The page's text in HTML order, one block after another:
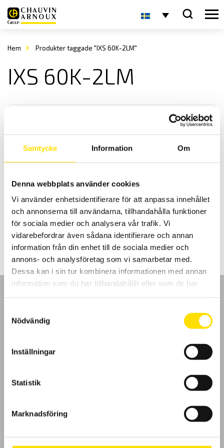
Samtycke Information Om
Denna webbplats använder cookies
Vi använder enhetsidentifierare för att anpassa innehållet
och annonserna till användarna, tillhandahålla funktioner
för sociala medier och analysera vår trafik. Vi
vidarebefordrar även sådana identifierare och annan
information från din enhet till de sociala medier och
annons- och analysföretag som vi samarbetar med.
Dessa kan i sin tur kombinera informationen med annan
information som du har tillhandahållit eller som de har
Nödvändig
Inställningar
Statistik
Marknadsföring
Hem Produkter taggade "IXS 60K-2LM"
IXS 60K-2LM
KERN IXS Plattformsvåg
industrimiljöer med maxkapacitet upp till 300 kg.
9,300.00 kr –13,450.00krPrisintervall:
9,300.00 kr
till
13,450.00 kr
LÄS MER